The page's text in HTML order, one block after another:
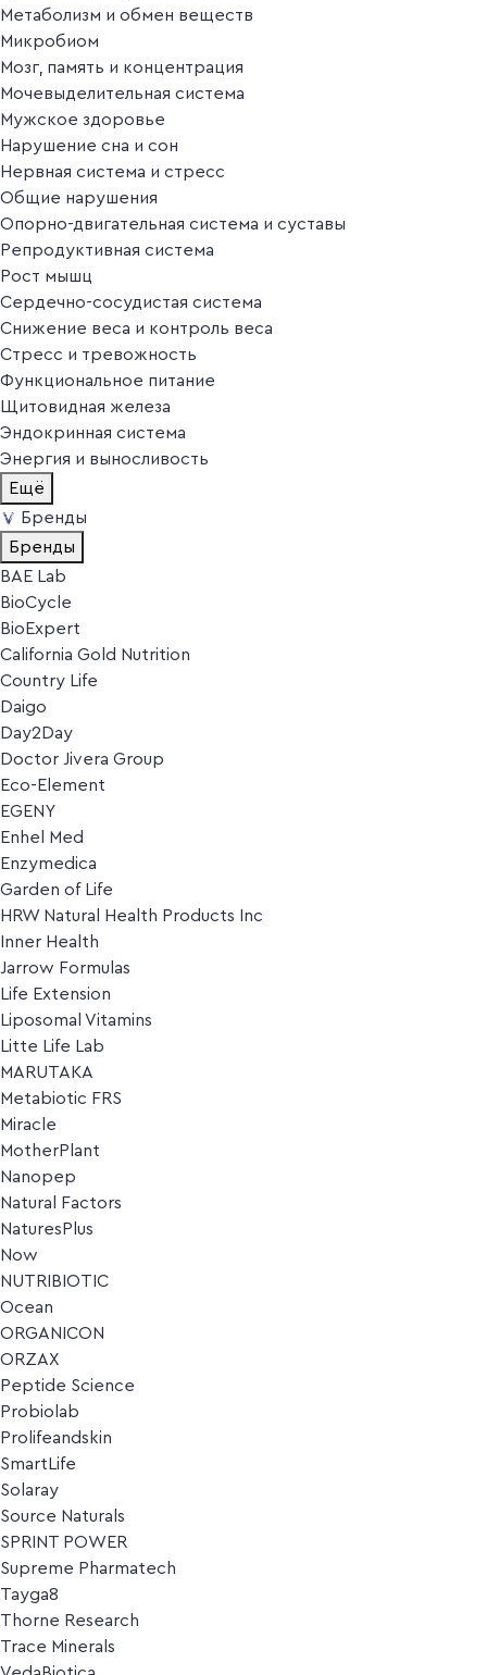
Метаболизм и обмен веществ
Микробиом
Мозг, память и концентрация
Мочевыделительная система
Мужское здоровье
Нарушение сна и сон
Нервная система и стресс
Общие нарушения
Опорно-двигательная система и суставы
Репродуктивная система
Рост мышц
Сердечно-сосудистая система
Снижение веса и контроль веса
Стресс и тревожность
Функциональное питание
Щитовидная железа
Эндокринная система
Энергия и выносливость
Ещё
Бренды
Бренды
BAE Lab
BioCycle
BioExpert
California Gold Nutrition
Country Life
Daigo
Day2Day
Doctor Jivera Group
Eco-Element
EGENY
Enhel Med
Enzymedica
Garden of Life
HRW Natural Health Products Inc
Inner Health
Jarrow Formulas
Life Extension
Liposomal Vitamins
Litte Life Lab
MARUTAKA
Metabiotic FRS
Miracle
MotherPlant
Nanopep
Natural Factors
NaturesPlus
Now
NUTRIBIOTIC
Ocean
ORGANICON
ORZAX
Peptide Science
Probiolab
Prolifeandskin
SmartLife
Solaray
Source Naturals
SPRINT POWER
Supreme Pharmatech
Tayga8
Thorne Research
Trace Minerals